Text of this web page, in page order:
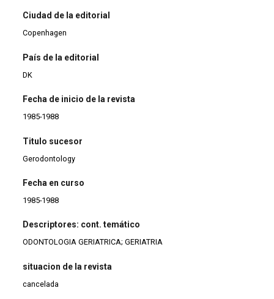
Ciudad de la editorial
Copenhagen
País de la editorial
DK
Fecha de inicio de la revista
1985-1988
Titulo sucesor
Gerodontology
Fecha en curso
1985-1988
Descriptores: cont. temático
ODONTOLOGIA GERIATRICA; GERIATRIA
situacion de la revista
cancelada